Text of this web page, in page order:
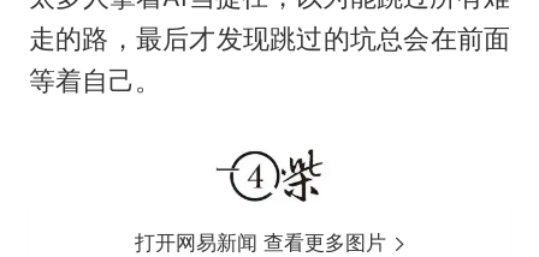
走的路，最后才发现跳过的坑总会在前面
等着自己。
打开网易新闻 查看更多图片